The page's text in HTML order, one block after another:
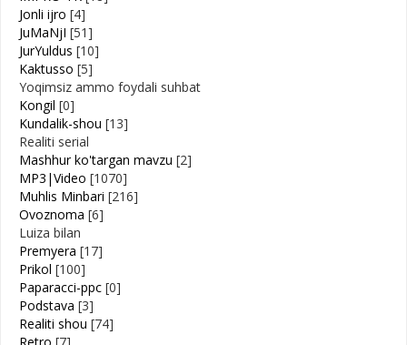
Jonli ijro [4]
JuMaNjI [51]
JurYuldus [10]
Kaktusso [5]
Yoqimsiz ammo foydali suhbat
Kongil [0]
Kundalik-shou [13]
Realiti serial
Mashhur ko'targan mavzu [2]
MP3|Video [1070]
Muhlis Minbari [216]
Ovoznoma [6]
Luiza bilan
Premyera [17]
Prikol [100]
Paparacci-ppc [0]
Podstava [3]
Realiti shou [74]